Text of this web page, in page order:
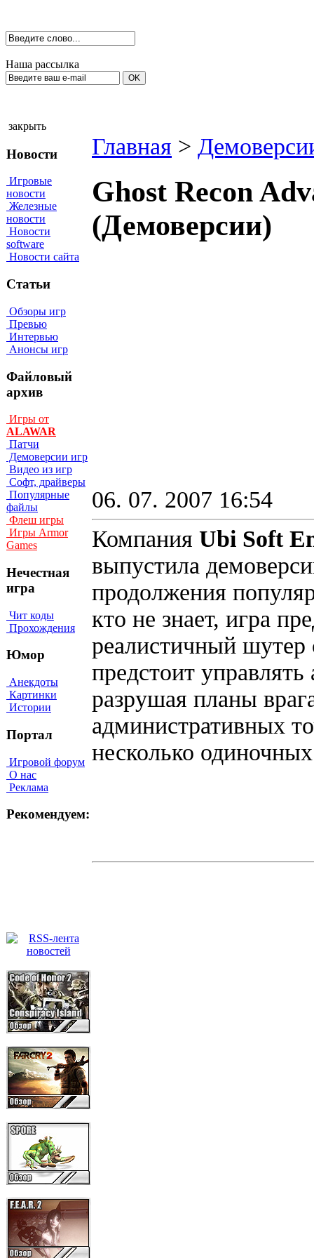
Наша рассылка
закрыть
Новости
Игровые
новости
Железные
новости
Новости
software
Новости сайта
Статьи
Обзоры игр
Превью
Интервью
Анонсы игр
Файловый
архив
Игры от
ALAWAR
Патчи
Демоверсии игр
Видео из игр
Софт, драйверы
Популярные
файлы
Флеш игры
Игры Armor
Games
Нечестная
игра
Чит коды
Прохождения
Юмор
Анекдоты
Картинки
Истории
Портал
Игровой форум
О нас
Реклама
Рекомендуем:
Главная >
Ghost Recon
(Демоверсии)
06. 07. 2007 16:54
Компания Ubi Soft
выпустила
продолжения
кто не знает, игра
реалистичный
предстоит
разрушая планы
административных
несколько